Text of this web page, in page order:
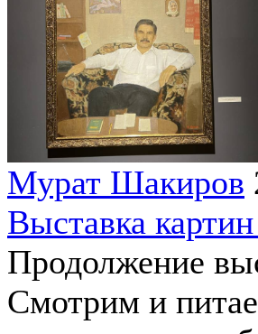
Мурат Шакиров
Выставка
Продолжение
Смотрим и